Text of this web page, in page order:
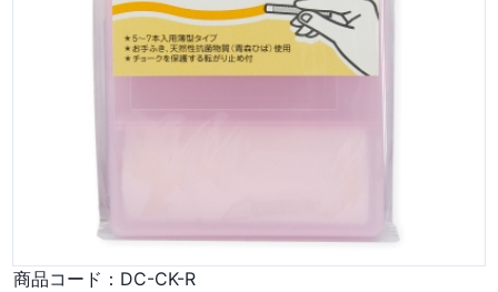
商品コード： DC-CK-R